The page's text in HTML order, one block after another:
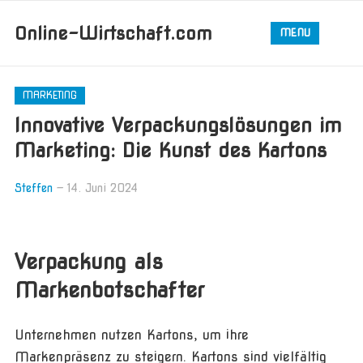
Online-Wirtschaft.com MENU
MARKETING
Innovative Verpackungslösungen im
Marketing: Die Kunst des Kartons
Steffen— 14. Juni 2024
Verpackung als
Markenbotschafter
Unternehmen nutzen Kartons, um ihre
Markenpräsenz zu steigern. Kartons sind vielfältig